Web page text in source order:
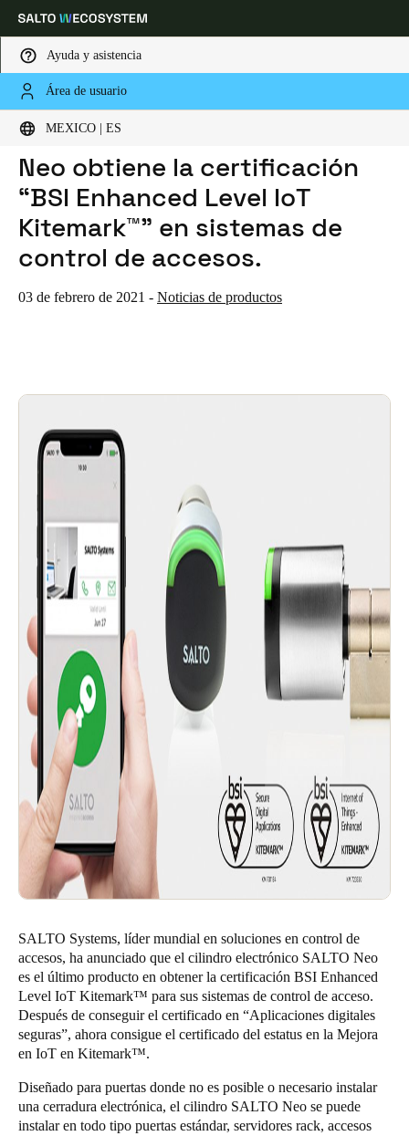
Ayuda y asistencia
Área de usuario
MEXICO | ES
Elija su ubicación y configuración de idioma
Global Europe North America Caribbean -
Mexico|Español
Mexico
Español
Guardar la nueva selección como predeterminada
HOME
NOTICIAS
EL CILINDRO ELECTRÓNICO SALTO NEO OBTIENE LA CERTIFICACIÓN “BSI ENHANCED LEVEL IOT KITEMARK™” EN SISTEMAS DE CONTROL DE ACCESOS.
El cilindro electrónico SALTO
Neo obtiene la certificación
“BSI Enhanced Level IoT
Kitemark™” en sistemas de
control de accesos.
03 de febrero de 2021 - Noticias de productos
SALTO Systems, líder mundial en soluciones en control de
accesos, ha anunciado que el cilindro electrónico SALTO Neo
es el último producto en obtener la certificación BSI Enhanced
Level IoT Kitemark™ para sus sistemas de control de acceso.
Después de conseguir el certificado en “Aplicaciones digitales
seguras”, ahora consigue el certificado del estatus en la Mejora
en IoT en Kitemark™.
Diseñado para puertas donde no es posible o necesario instalar
una cerradura electrónica, el cilindro SALTO Neo se puede
instalar en todo tipo puertas estándar, servidores rack, accesos